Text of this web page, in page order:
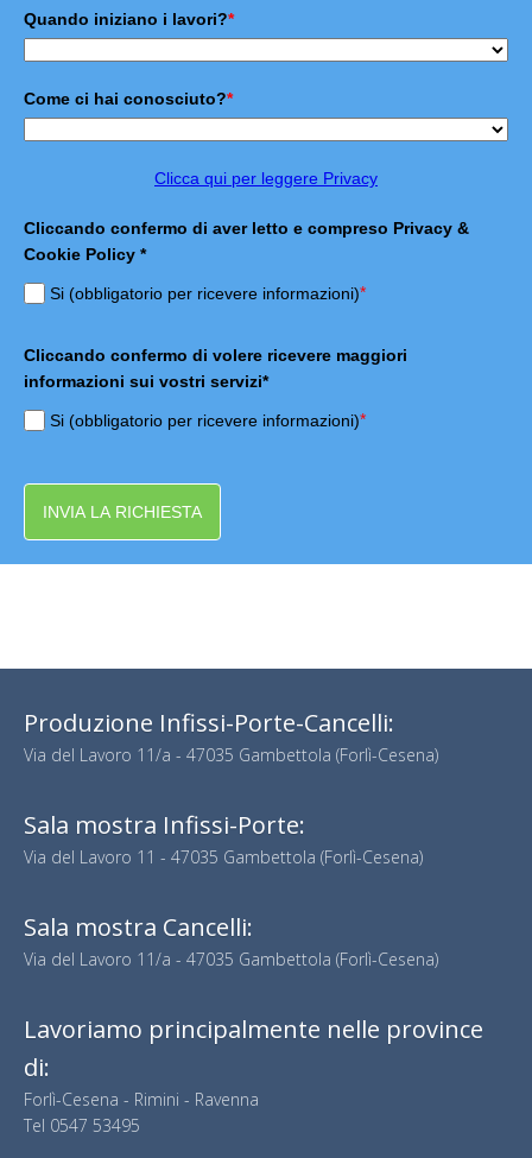
Quando iniziano i lavori?*
Come ci hai conosciuto?*
Clicca qui per leggere Privacy
Cliccando confermo di aver letto e compreso Privacy &
Cookie Policy *
Si (obbligatorio per ricevere informazioni)*
Cliccando confermo di volere ricevere maggiori
informazioni sui vostri servizi*
Si (obbligatorio per ricevere informazioni)*
INVIA LA RICHIESTA
Produzione Infissi-Porte-Cancelli:
Via del Lavoro 11/a - 47035 Gambettola (Forlì-Cesena)
Sala mostra Infissi-Porte:
Via del Lavoro 11 - 47035 Gambettola (Forlì-Cesena)
Sala mostra Cancelli:
Via del Lavoro 11/a - 47035 Gambettola (Forlì-Cesena)
Lavoriamo principalmente nelle province
di:
Forlì-Cesena - Rimini - Ravenna
Tel 0547 53495